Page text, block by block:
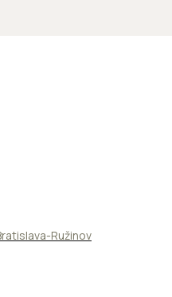
Ružinov